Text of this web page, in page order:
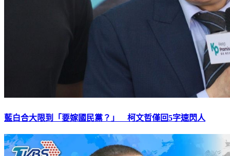
藍白合大限到「要嫁國民黨？」 柯文哲僅回5字速閃人